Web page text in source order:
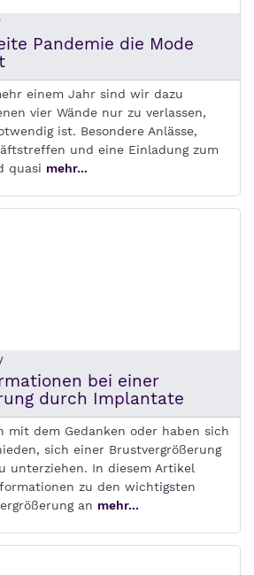
Pandemie die Mode
einem Jahr sind wir dazu
vier Wände nur zu verlassen,
ist. Besondere Anlässe,
und eine Einladung zum
quasi mehr...
bei einer
durch Implantate
mit dem Gedanken oder haben sich
sich einer Brustvergrößerung
unterziehen. In diesem Artikel
zu den wichtigsten
an mehr...